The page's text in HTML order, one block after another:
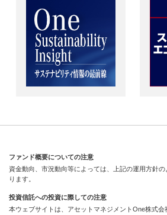
ファンド概要についての注意
資金動向、市況動向等によっては、上記の運用方針
ります。
投資信託への投資に際しての注意
本ウェブサイトは、アセットマネジメントOne株式